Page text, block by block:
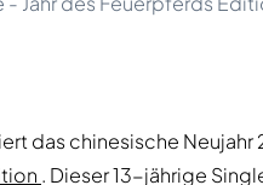
das chinesische
. Dieser 13-jährige